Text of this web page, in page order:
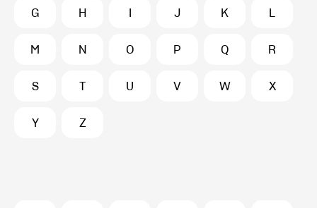
G H I J K L
M N O P Q R
S T U V W X
Y Z